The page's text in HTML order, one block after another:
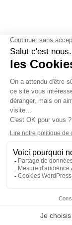
Contactez-
confidentialité-